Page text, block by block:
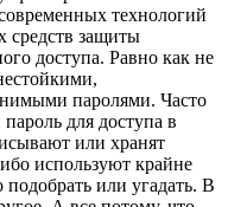
технологий
средств защиты
доступа. Равно как не
паролями. Часто
для доступа в
или хранят
используют крайне
или угадать. В